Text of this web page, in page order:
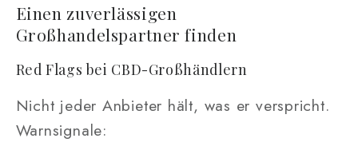
Einen zuverlässigen
Großhandelspartner finden
Red Flags bei CBD-Großhändlern
Nicht jeder Anbieter hält, was er verspricht.
Warnsignale: